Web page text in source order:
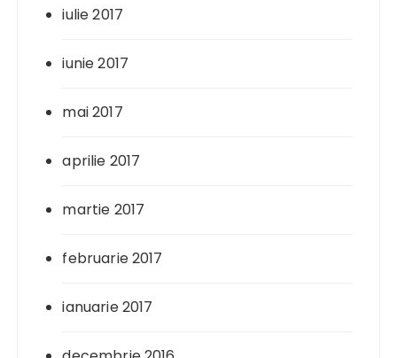
iulie 2017
iunie 2017
mai 2017
aprilie 2017
martie 2017
februarie 2017
ianuarie 2017